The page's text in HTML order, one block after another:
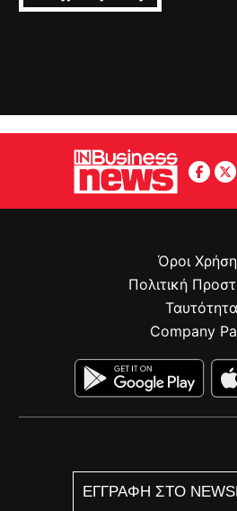
ΕΓΓΡΑΦΗ ΣΤΟ
Όροι
Πολιτική
Ταυτότητα
Company